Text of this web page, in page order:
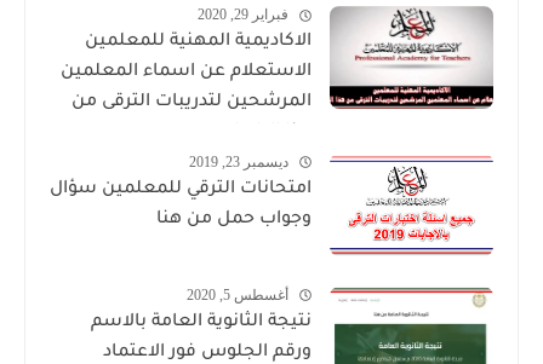
فبراير 29, 2020
الاكاديمية المهنية للمعلمين
الاستعلام عن اسماء المعلمين
المرشحين لتدريبات الترقى من
ديسمبر 23, 2019
امتحانات الترقي للمعلمين سؤال
وجواب حمل من هنا
أغسطس 5, 2020
نتيجة الثانوية العامة بالاسم
ورقم الجلوس فور الاعتماد